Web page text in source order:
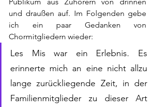
und draußen auf. Im Folgenden gebe
ich ein paar Gedanken von
Chormitgliedern wieder:
Les Mis war ein Erlebnis. Es
erinnerte mich an eine nicht allzu
lange zurückliegende Zeit, in der
Familienmitglieder zu dieser Art